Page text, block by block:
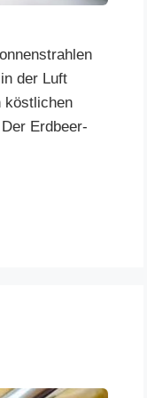
der Luft
köstlichen
Erdbeer-